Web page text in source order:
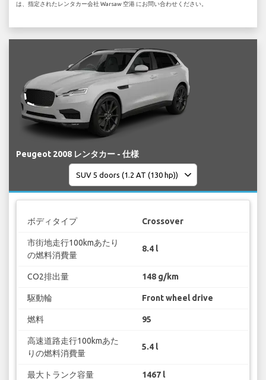
は、指定されたレンタカー会社 Warsaw 空港 にお問い合わせください。
Peugeot 2008 レンタカー - 仕様
ボディタイプ Crossover
市街地走行100kmあたり
の燃料消費量
8.4 l
CO2排出量 148 g/km
駆動輪 Front wheel drive
燃料 95
高速道路走行100kmあた
りの燃料消費量
5.4 l
最大トランク容量 1467 l